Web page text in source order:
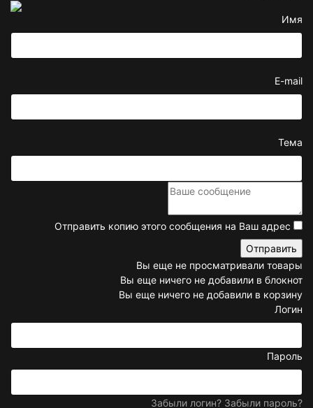
Имя
E-mail
Тема
Отправить копию этого сообщения на Ваш адрес
Вы еще не просматривали товары
Вы еще ничего не добавили в блокнот
Вы еще ничего не добавили в корзину
Логин
Пароль
Забыли логин? Забыли пароль?